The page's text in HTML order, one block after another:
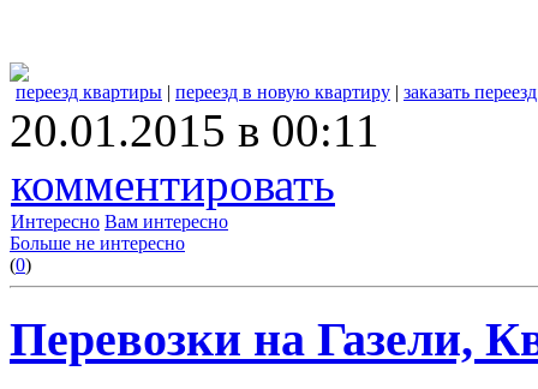
переезд квартиры | переезд в новую квартиру | заказать
20.01.2015 в 00:11
комментировать
Интересно Вам интересно
Больше не интересно
(0)
Перевозки на Газели,